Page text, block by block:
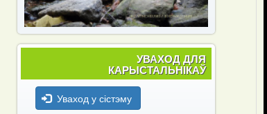
УВАХОД ДЛЯ
КАРЫСТАЛЬНІКАЎ
Уваход у сістэму